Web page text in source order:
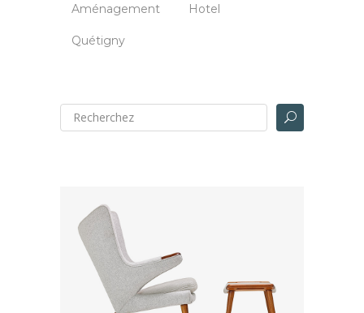
Aménagement Hotel
Quétigny